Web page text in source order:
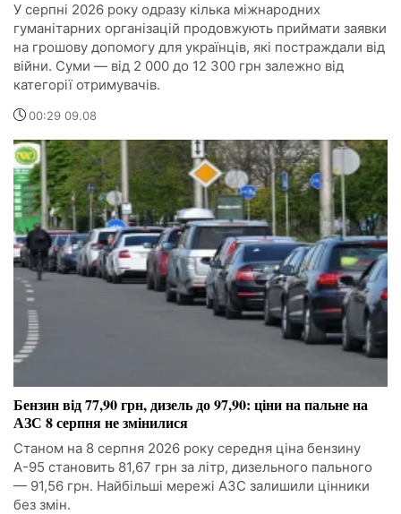
У серпні 2026 року одразу кілька міжнародних
гуманітарних організацій продовжують приймати заявки
на грошову допомогу для українців, які постраждали від
війни. Суми — від 2 000 до 12 300 грн залежно від
категорії отримувачів.
00:29 09.08
Бензин від 77,90 грн, дизель до 97,90: ціни на пальне на
АЗС 8 серпня не змінилися
Станом на 8 серпня 2026 року середня ціна бензину
А-95 становить 81,67 грн за літр, дизельного пального
— 91,56 грн. Найбільші мережі АЗС залишили цінники
без змін.